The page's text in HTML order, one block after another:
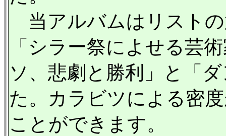
当アルバムはリスト
「シラー祭によせる芸
ソ、悲劇と勝利」と「
た。カラビツによる密
ことができます。